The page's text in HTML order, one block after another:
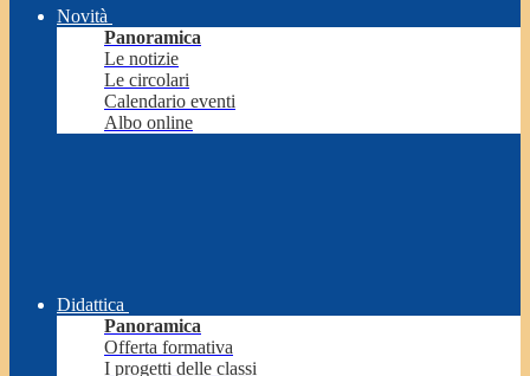
Novità
Panoramica
Le notizie
Le circolari
Calendario eventi
Albo online
Didattica
Panoramica
Offerta formativa
I progetti delle classi